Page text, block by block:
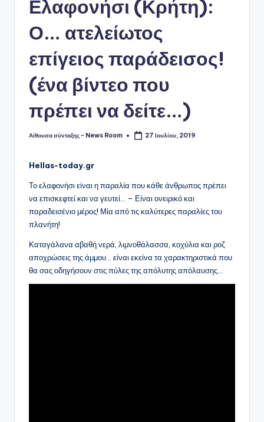
Ελαφονήσι (Κρήτη):
Ο… ατελείωτος
επίγειος παράδεισος!
(ένα βίντεο που
πρέπει να δείτε…)
Συγγραφέας:
Αίθουσα σύνταξης - News Room 27 Ιουλίου, 2019
Hellas-today.gr
Το ελαφονήσι είναι η παραλία που κάθε άνθρωπος πρέπει
να επισκεφτεί και να γευτεί… – Είναι ονειρικό και
παραδεισένιο μέρος! Μία από τις καλύτερες παραλίες του
πλανήτη!
Καταγάλανα αβαθή νερά, λιμνοθάλασσα, κοχύλια και ροζ
αποχρώσεις της άμμου… είναι εκείνα τα χαρακτηριστικά που
θα σας οδηγήσουν στις πύλες της απόλυτης απόλαυσης…